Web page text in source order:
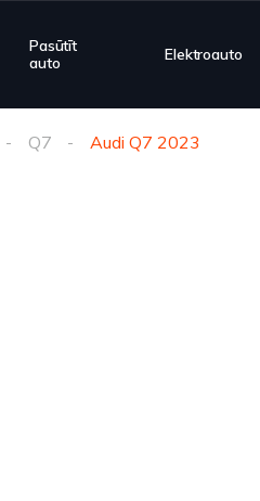
Pasūtīt
auto
Elektroauto
Q7 Audi Q7 2023